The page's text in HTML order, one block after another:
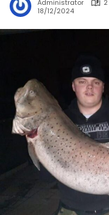
Administrator
18/12/2024